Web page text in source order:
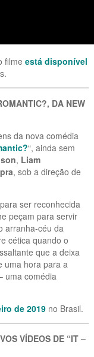
filme está disponível
DA NEW
da nova comédia
“, ainda sem
, Liam
, sob a direção de
ser reconhecida
peçam para servir
arranha-céu da
cética quando o
que a deixa
uma hora para a
uma comédia
de 2019no Brasil.
VÍDEOS DE “IT –